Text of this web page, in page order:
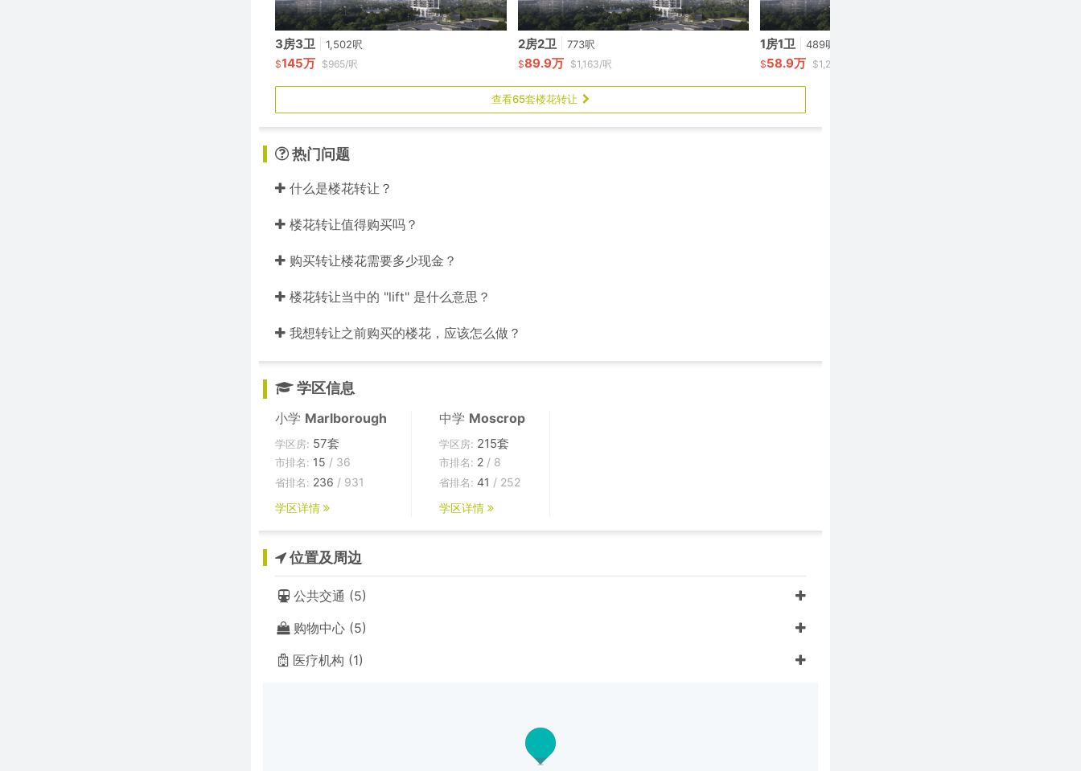
3房3卫 1,502呎
$145万 $965/呎
2房2卫 773呎
$89.9万 $1,163/呎
1房1卫 489呎
$58.9万 $1,204/呎
查看65套楼花转让
热门问题
什么是楼花转让？
楼花转让值得购买吗？
购买转让楼花需要多少现金？
楼花转让当中的 "lift" 是什么意思？
我想转让之前购买的楼花，应该怎么做？
学区信息
小学 Marlborough
学区房: 57套
市排名: 15 / 36
省排名: 236 / 931
学区详情
中学 Moscrop
学区房: 215套
市排名: 2 / 8
省排名: 41 / 252
学区详情
位置及周边
公共交通 (5)
购物中心 (5)
医疗机构 (1)